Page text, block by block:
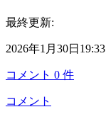
最終更新:
2026年1月30日19:33
コメント 0 件
コメント